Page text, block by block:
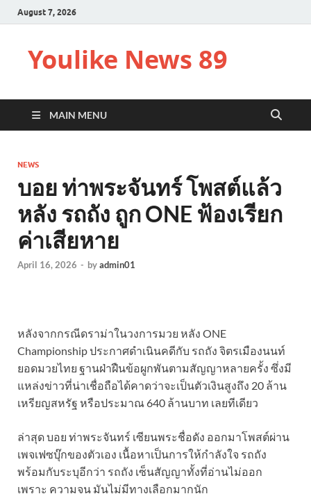
August 7, 2026
Youlike News 89
MAIN MENU
NEWS
บอย ท่าพระจันทร์ โพสต์แล้ว
หลัง รถถัง ถูก ONE ฟ้องเรียก
ค่าเสียหาย
April 16, 2026 - byadmin01
หลังจากกรณีดราม่าในวงการมวย หลัง ONE
Championship ประกาศดำเนินคดีกับ รถถัง จิตรเมืองนนท์
ยอดมวยไทย ฐานฝ่าฝืนข้อผูกพันตามสัญญาหลายครั้ง ซึ่งมี
แหล่งข่าวที่น่าเชื่อถือได้คาดว่าจะเป็นตัวเงินสูงถึง 20 ล้าน
เหรียญสหรัฐ หรือประมาณ 640 ล้านบาท เลยทีเดียว
ล่าสุด บอย ท่าพระจันทร์ เซียนพระชื่อดัง ออกมาโพสต์ผ่าน
เพจเฟซบุ๊กของตัวเอง เนื้อหาเป็นการให้กำลังใจ รถถัง
พร้อมกับระบุอีกว่า รถถัง เซ็นสัญญาทั้งที่อ่านไม่ออก
เพราะ ความจน มันไม่มีทางเลือกมากนัก